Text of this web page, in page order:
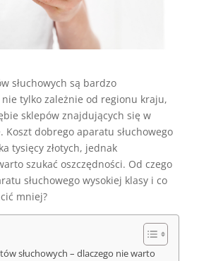
słuchowych są bardzo
tylko zależnie od regionu kraju,
sklepów znajdujących się w
Koszt dobrego aparatu słuchowego
tysięcy złotych, jednak
szukać oszczędności. Od czego
słuchowego wysokiej klasy i co
mniej?
słuchowych – dlaczego nie warto